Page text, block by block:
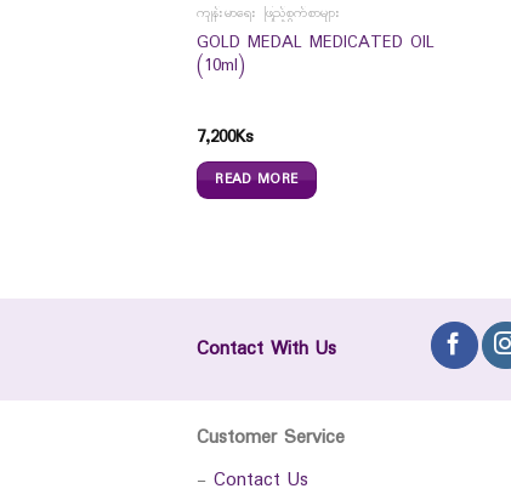
ကျန်းမာရေး ဖြည့်စွက်စာများ
GOLD MEDAL MEDICATED OIL
(10ml)
7,200Ks
READ MORE
Contact With Us
Customer Service
- Contact Us